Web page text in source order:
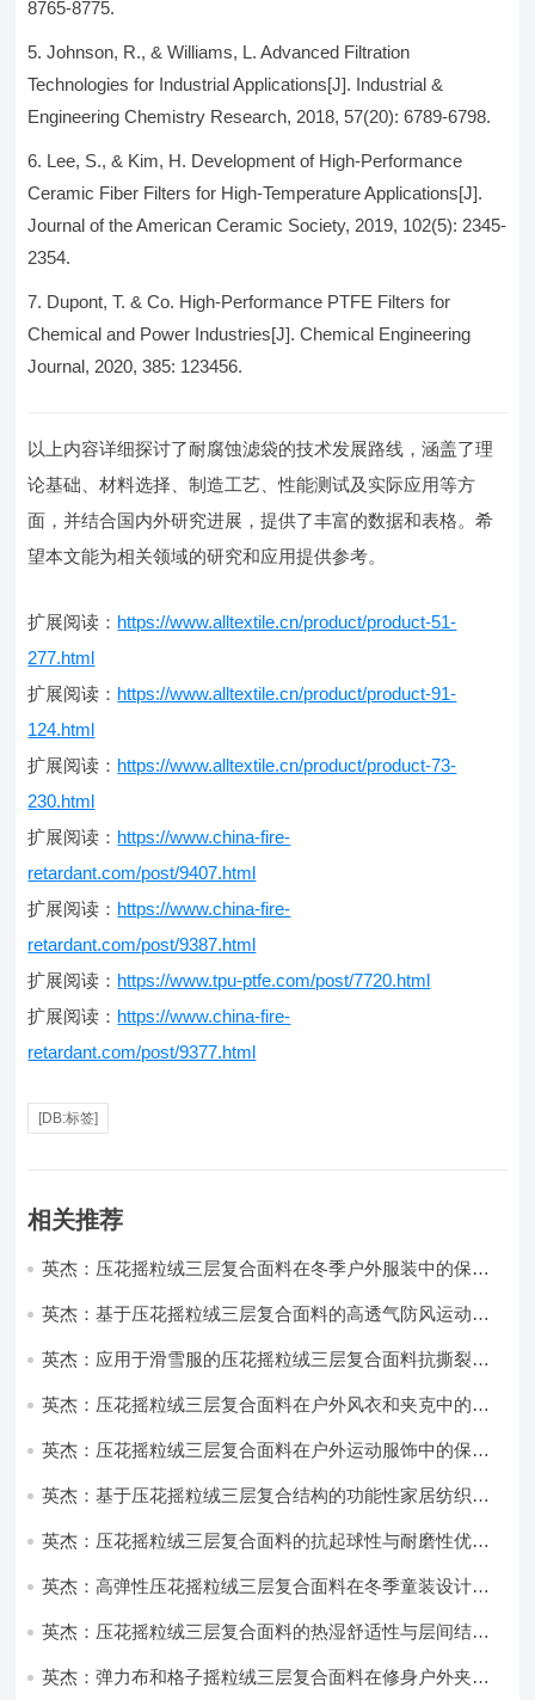
8765-8775.
Johnson, R., & Williams, L. Advanced Filtration
Technologies for Industrial Applications[J]. Industrial &
Engineering Chemistry Research, 2018, 57(20): 6789-6798.
Lee, S., & Kim, H. Development of High-Performance
Ceramic Fiber Filters for High-Temperature Applications[J].
Journal of the American Ceramic Society, 2019, 102(5): 2345-
2354.
Dupont, T. & Co. High-Performance PTFE Filters for
Chemical and Power Industries[J]. Chemical Engineering
Journal, 2020, 385: 123456.
以上内容详细探讨了耐腐蚀滤袋的技术发展路线，涵盖了理
论基础、材料选择、制造工艺、性能测试及实际应用等方
面，并结合国内外研究进展，提供了丰富的数据和表格。希
望本文能为相关领域的研究和应用提供参考。
扩展阅读： https://www.alltextile.cn/product/product-51-
277.html
扩展阅读： https://www.alltextile.cn/product/product-91-
124.html
扩展阅读： https://www.alltextile.cn/product/product-73-
230.html
扩展阅读： https://www.china-fire-
retardant.com/post/9407.html
扩展阅读： https://www.china-fire-
retardant.com/post/9387.html
扩展阅读： https://www.tpu-ptfe.com/post/7720.html
扩展阅读： https://www.china-fire-
retardant.com/post/9377.html
[DB:标签]
相关推荐
英杰：压花摇粒绒三层复合面料在冬季户外服装中的保暖
英杰：基于压花摇粒绒三层复合面料的高透气防风运动服
英杰：应用于滑雪服的压花摇粒绒三层复合面料抗撕裂与
英杰：压花摇粒绒三层复合面料在户外风衣和夹克中的应
英杰：压花摇粒绒三层复合面料在户外运动服饰中的保暖
英杰：基于压花摇粒绒三层复合结构的功能性家居纺织品
英杰：压花摇粒绒三层复合面料的抗起球性与耐磨性优化
英杰：高弹性压花摇粒绒三层复合面料在冬季童装设计中
英杰：压花摇粒绒三层复合面料的热湿舒适性与层间结合
英杰：弹力布和格子摇粒绒三层复合面料在修身户外夹克